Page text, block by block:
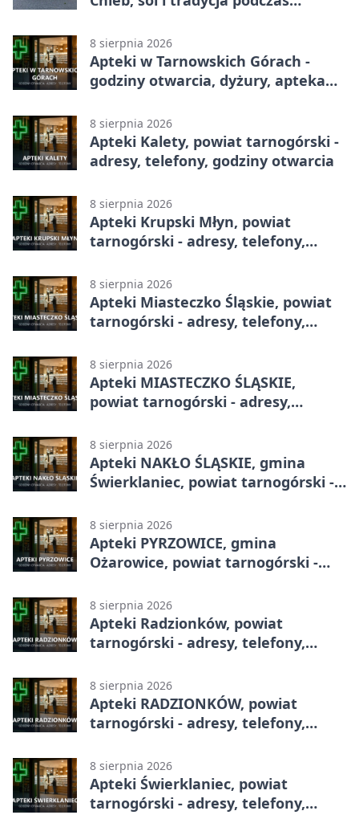
8 sierpnia 2026
Apteki w Tarnowskich Górach -
godziny otwarcia, dyżury, apteka
8 sierpnia 2026
Apteki Kalety, powiat tarnogórski -
adresy, telefony, godziny otwarcia
8 sierpnia 2026
Apteki Krupski Młyn, powiat
tarnogórski - adresy, telefony,
8 sierpnia 2026
Apteki Miasteczko Śląskie, powiat
tarnogórski - adresy, telefony,
8 sierpnia 2026
Apteki MIASTECZKO ŚLĄSKIE,
powiat tarnogórski - adresy,
8 sierpnia 2026
Apteki NAKŁO ŚLĄSKIE, gmina
Świerklaniec, powiat tarnogórski -
8 sierpnia 2026
Apteki PYRZOWICE, gmina
Ożarowice, powiat tarnogórski -
8 sierpnia 2026
Apteki Radzionków, powiat
tarnogórski - adresy, telefony,
8 sierpnia 2026
Apteki RADZIONKÓW, powiat
tarnogórski - adresy, telefony,
8 sierpnia 2026
Apteki Świerklaniec, powiat
tarnogórski - adresy, telefony,